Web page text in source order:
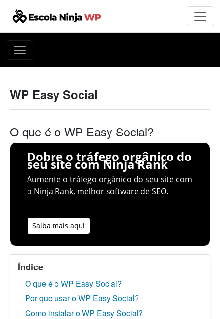
WP Easy Social
O que é o WP Easy Social?
Dobre o tráfego orgânico do
seu site com Ninja Rank
Aumente o tráfego orgânico do seu site com
o Ninja Rank, melhor software de SEO.
Saiba mais aqui
Índice
O que é o WP Easy Social?
Por que usar o WP Easy Social?
Como instalar o WP Easy Social?